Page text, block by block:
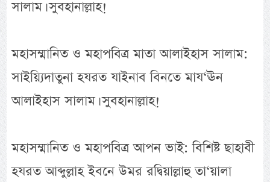
সালাম। সুবহানাল্লাহ!
মহাসম্মানিত ও মহাপবিত্র মাতা আলাইহাস সালাম:
সাইয়্যিদাতুনা হযরত যাইনাব বিনতে মায‘ঊন
আলাইহাস সালাম। সুবহানাল্লাহ!
মহাসম্মানিত ও মহাপবিত্র আপন ভাই: বিশিষ্ট ছাহাবী
হযরত আব্দুল্লাহ ইবনে উমর রদ্বিয়াল্লাহু তা‘য়ালা